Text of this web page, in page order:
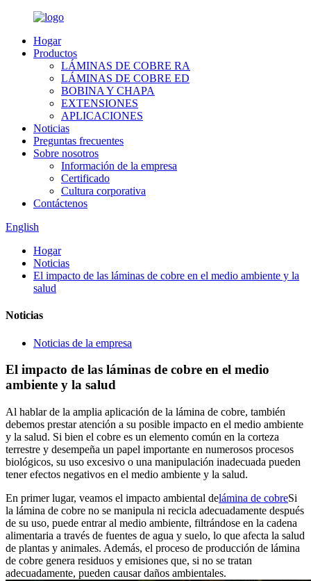
Hogar
Productos
LÁMINAS DE COBRE RA
LÁMINAS DE COBRE ED
BOBINA Y CHAPA
EXTENSIONES
APLICACIONES
Noticias
Preguntas frecuentes
Sobre nosotros
Información de la empresa
Certificado
Cultura corporativa
Contáctenos
English
Hogar
Noticias
El impacto de las láminas de cobre en el medio ambiente y la
salud
Noticias
Noticias de la empresa
El impacto de las láminas de cobre en el medio
ambiente y la salud
Al hablar de la amplia aplicación de la lámina de cobre, también
debemos prestar atención a su posible impacto en el medio ambiente
y la salud. Si bien el cobre es un elemento común en la corteza
terrestre y desempeña un papel importante en numerosos procesos
biológicos, su uso excesivo o una manipulación inadecuada pueden
tener efectos negativos en el medio ambiente y la salud.
En primer lugar, veamos el impacto ambiental delámina de cobreSi
la lámina de cobre no se manipula ni recicla adecuadamente después
de su uso, puede entrar al medio ambiente, filtrándose en la cadena
alimentaria a través de fuentes de agua y suelo, lo que afecta la salud
de plantas y animales. Además, el proceso de producción de lámina
de cobre genera residuos y emisiones que, si no se tratan
adecuadamente, pueden causar daños ambientales.